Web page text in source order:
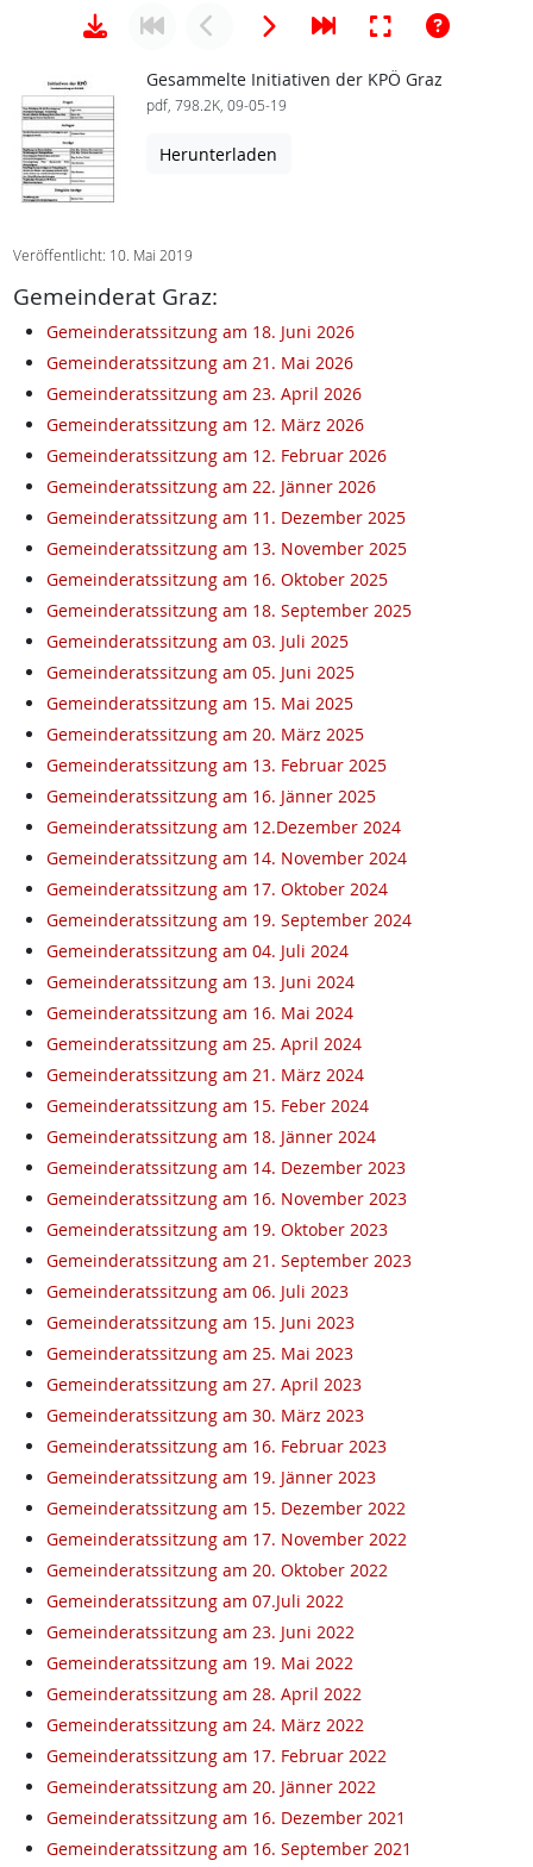
Gesammelte Initiativen der KPÖ Graz
pdf, 798.2K, 09-05-19
Herunterladen
Veröffentlicht: 10. Mai 2019
Gemeinderat Graz:
Gemeinderatssitzung am 18. Juni 2026
Gemeinderatssitzung am 21. Mai 2026
Gemeinderatssitzung am 23. April 2026
Gemeinderatssitzung am 12. März 2026
Gemeinderatssitzung am 12. Februar 2026
Gemeinderatssitzung am 22. Jänner 2026
Gemeinderatssitzung am 11. Dezember 2025
Gemeinderatssitzung am 13. November 2025
Gemeinderatssitzung am 16. Oktober 2025
Gemeinderatssitzung am 18. September 2025
Gemeinderatssitzung am 03. Juli 2025
Gemeinderatssitzung am 05. Juni 2025
Gemeinderatssitzung am 15. Mai 2025
Gemeinderatssitzung am 20. März 2025
Gemeinderatssitzung am 13. Februar 2025
Gemeinderatssitzung am 16. Jänner 2025
Gemeinderatssitzung am 12.Dezember 2024
Gemeinderatssitzung am 14. November 2024
Gemeinderatssitzung am 17. Oktober 2024
Gemeinderatssitzung am 19. September 2024
Gemeinderatssitzung am 04. Juli 2024
Gemeinderatssitzung am 13. Juni 2024
Gemeinderatssitzung am 16. Mai 2024
Gemeinderatssitzung am 25. April 2024
Gemeinderatssitzung am 21. März 2024
Gemeinderatssitzung am 15. Feber 2024
Gemeinderatssitzung am 18. Jänner 2024
Gemeinderatssitzung am 14. Dezember 2023
Gemeinderatssitzung am 16. November 2023
Gemeinderatssitzung am 19. Oktober 2023
Gemeinderatssitzung am 21. September 2023
Gemeinderatssitzung am 06. Juli 2023
Gemeinderatssitzung am 15. Juni 2023
Gemeinderatssitzung am 25. Mai 2023
Gemeinderatssitzung am 27. April 2023
Gemeinderatssitzung am 30. März 2023
Gemeinderatssitzung am 16. Februar 2023
Gemeinderatssitzung am 19. Jänner 2023
Gemeinderatssitzung am 15. Dezember 2022
Gemeinderatssitzung am 17. November 2022
Gemeinderatssitzung am 20. Oktober 2022
Gemeinderatssitzung am 07.Juli 2022
Gemeinderatssitzung am 23. Juni 2022
Gemeinderatssitzung am 19. Mai 2022
Gemeinderatssitzung am 28. April 2022
Gemeinderatssitzung am 24. März 2022
Gemeinderatssitzung am 17. Februar 2022
Gemeinderatssitzung am 20. Jänner 2022
Gemeinderatssitzung am 16. Dezember 2021
Gemeinderatssitzung am 16. September 2021